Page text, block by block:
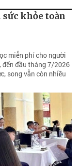
khỏe toàn
miễn phí cho người
đến đầu tháng 7/2026
song vẫn còn nhiều